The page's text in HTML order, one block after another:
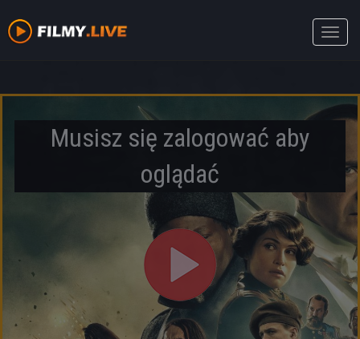
Toggle
Musisz się zalogować aby
oglądać